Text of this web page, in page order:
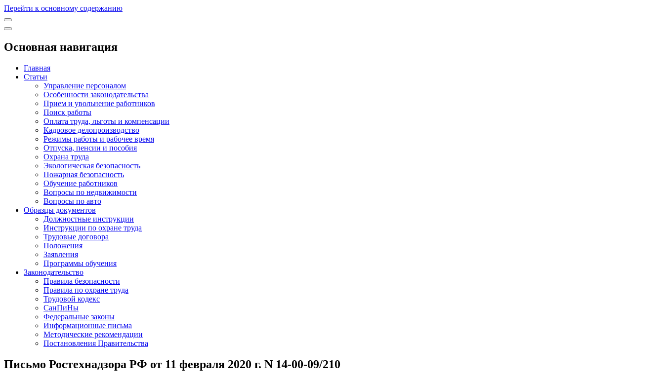
Перейти к основному содержанию
Основная навигация
Главная
Статьи
Управление персоналом
Особенности законодательства
Прием и увольнение работников
Поиск работы
Оплата труда, льготы и компенсации
Кадровое делопроизводство
Режимы работы и рабочее время
Отпуска, пенсии и пособия
Охрана труда
Экологическая безопасность
Пожарная безопасность
Обучение работников
Вопросы по недвижимости
Вопросы по авто
Образцы документов
Должностные инструкции
Инструкции по охране труда
Трудовые договора
Положения
Заявления
Программы обучения
Законодательство
Правила безопасности
Правила по охране труда
Трудовой кодекс
СанПиНы
Федеральные законы
Информационные письма
Методические рекомендации
Постановления Правительства
Письмо Ростехнадзора РФ от 11 февраля 2020 г. N 14-00-09/210